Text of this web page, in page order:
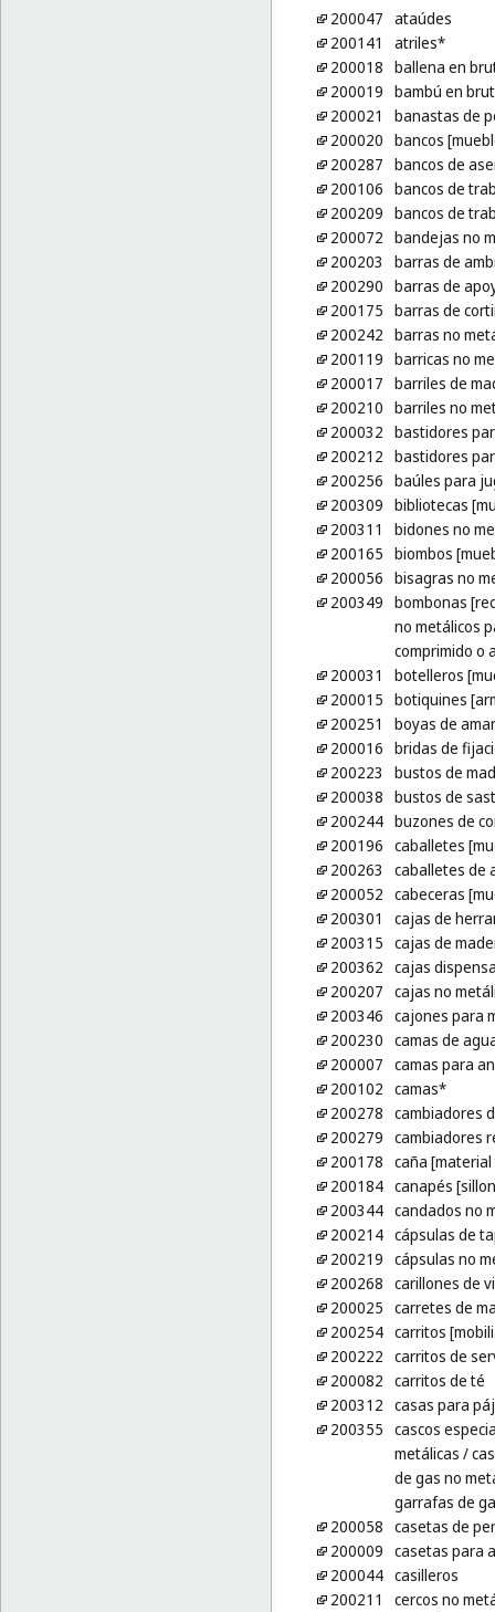
200047 ataúdes
200141
atriles*
200018 ballena en
200019 bambú en
200021
banastas de
200020 bancos
200287 bancos de
200106 bancos de
200209 bancos de
200072 bandejas no
200203
barras de
200290 barras de
200175 barras de
200242 barras no
200119 barricas no
200017 barriles de
200210 barriles no
200032 bastidores
200212 bastidores
200256 baúles para
200309 bibliotecas
200311
bidones no
200165 biombos
200056 bisagras no
200349 bombonas
no metálicos
comprimido o
200031
botelleros
200015 botiquines
200251
boyas de
200016 bridas de
200223
bustos de
200038 bustos de
200244 buzones de
200196 caballetes
200263
caballetes de
200052 cabeceras
200301
cajas de
200315 cajas de
200362 cajas
200207 cajas no
200346 cajones para
200230 camas de
200007 camas para
200102 camas*
200278 cambiadores
200279 cambiadores
200178 caña
200184 canapés
200344 candados no
200214 cápsulas de
200219 cápsulas no
200268 carillones de
200025 carretes de
200254 carritos
200222 carritos de
200082 carritos de té
200312 casas para
200355 cascos
metálicas /
de gas no
garrafas de
200058 casetas de
200009 casetas para
200044 casilleros
200211
cercos no